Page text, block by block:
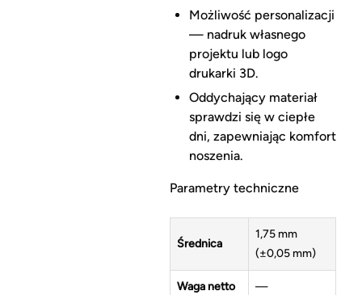
Możliwość personalizacji
— nadruk własnego
projektu lub logo
drukarki 3D.
Oddychający materiał
sprawdzi się w ciepłe
dni, zapewniając komfort
noszenia.
Parametry techniczne
Średnica
1,75 mm
(±0,05 mm)
Waga netto —